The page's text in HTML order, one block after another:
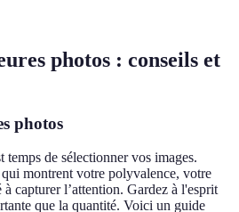
photos : conseils et
photos
temps de sélectionner vos images.
montrent votre polyvalence, votre
capturer l’attention. Gardez à l'esprit
que la quantité. Voici un guide